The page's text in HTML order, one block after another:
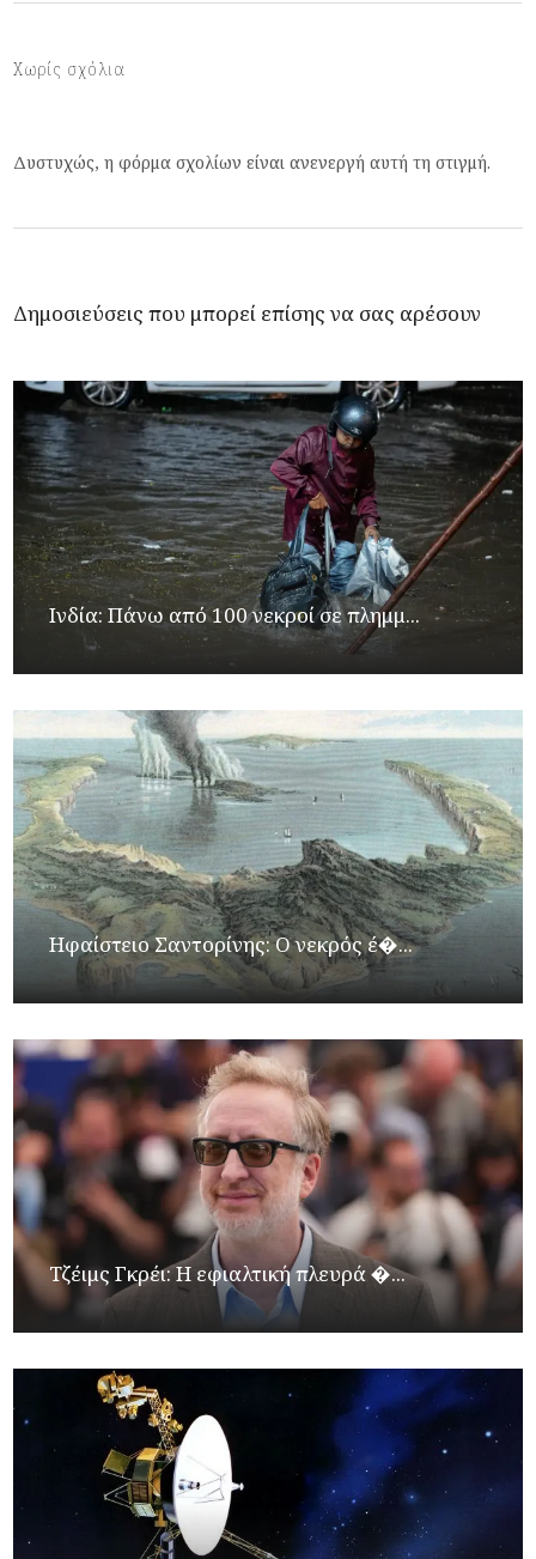
Χωρίς σχόλια
Δυστυχώς, η φόρμα σχολίων είναι ανενεργή αυτή τη στιγμή.
Δημοσιεύσεις που μπορεί επίσης να σας αρέσουν
Ινδία: Πάνω από 100 νεκροί σε πλημμ...
Ηφαίστειο Σαντορίνης: Ο νεκρός έ�...
Τζέιμς Γκρέι: H εφιαλτική πλευρά �...